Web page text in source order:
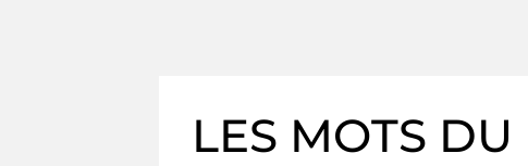
LES MOTS